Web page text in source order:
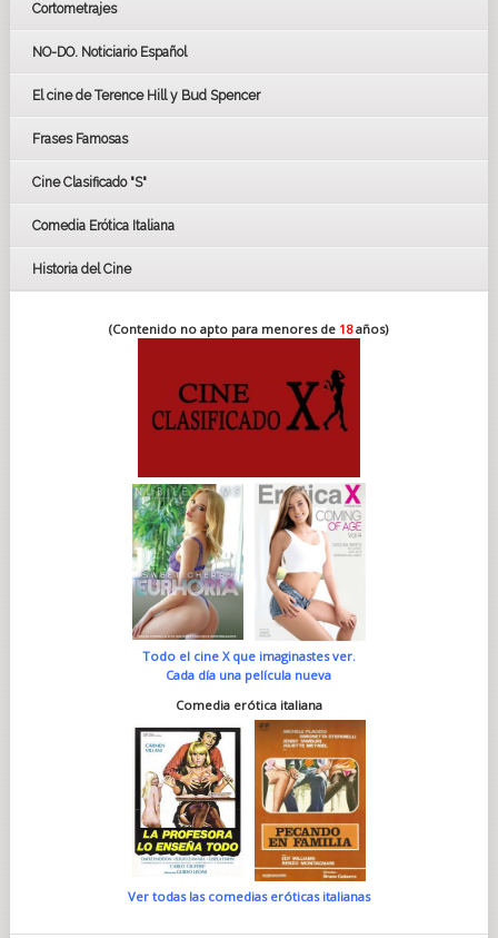
LOS OSCARS
GOYAS
BAFTA
Cortometrajes
NO-DO. Noticiario Español
El cine de Terence Hill y Bud Spencer
Frases Famosas
Cine Clasificado "S"
Comedia Erótica Italiana
Historia del Cine
(Contenido no apto para menores de 18años)
Todo el cine X que imaginastes ver.
Cada día una película nueva
Comedia erótica italiana
Ver todas las comedias eróticas italianas